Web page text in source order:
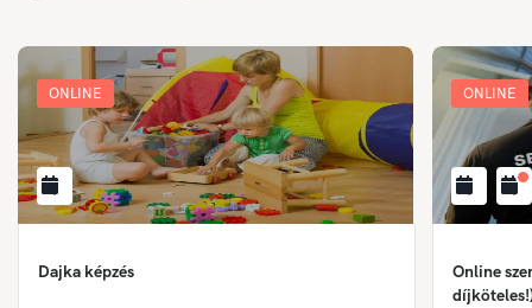
ONLINE
Dajka képzés
ONLINE
Online